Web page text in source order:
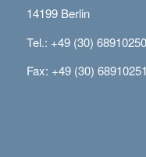
14199 Berlin
Tel.: +49 (30) 68910250
Fax: +49 (30) 68910251